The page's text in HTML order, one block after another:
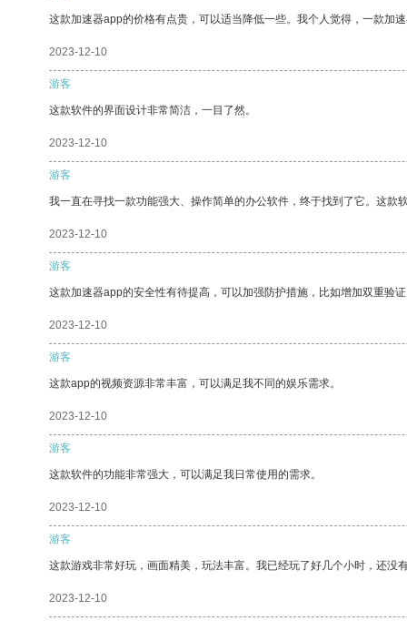
这款加速器app的价格有点贵，可以适当降低一些。我个人觉得，一款加
2023-12-10
游客
这款软件的界面设计非常简洁，一目了然。
2023-12-10
游客
我一直在寻找一款功能强大、操作简单的办公软件，终于找到了它。这款
2023-12-10
游客
这款加速器app的安全性有待提高，可以加强防护措施，比如增加双重验证
2023-12-10
游客
这款app的视频资源非常丰富，可以满足我不同的娱乐需求。
2023-12-10
游客
这款软件的功能非常强大，可以满足我日常使用的需求。
2023-12-10
游客
这款游戏非常好玩，画面精美，玩法丰富。我已经玩了好几个小时，还没有
2023-12-10